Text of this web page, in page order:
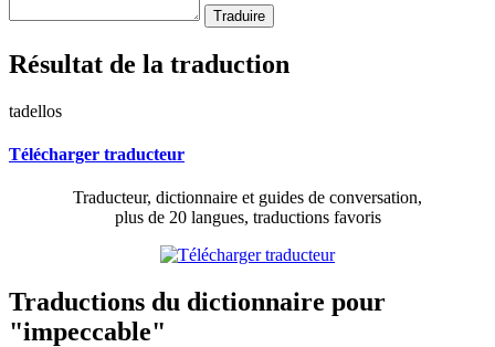
Résultat de la traduction
tadellos
Télécharger traducteur
Traducteur, dictionnaire et guides de conversation,
plus de 20 langues, traductions favoris
Traductions du dictionnaire pour
"impeccable"